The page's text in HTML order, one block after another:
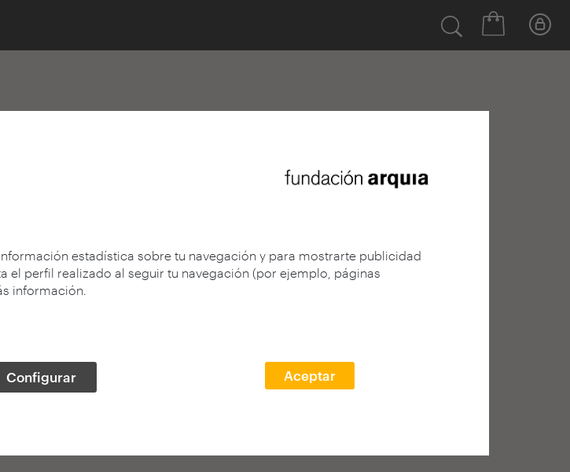
estadística sobre tu navegación y para mostrarte publicidad
el perfil realizado al seguir tu navegación (por ejemplo, páginas
información.
Configurar Aceptar